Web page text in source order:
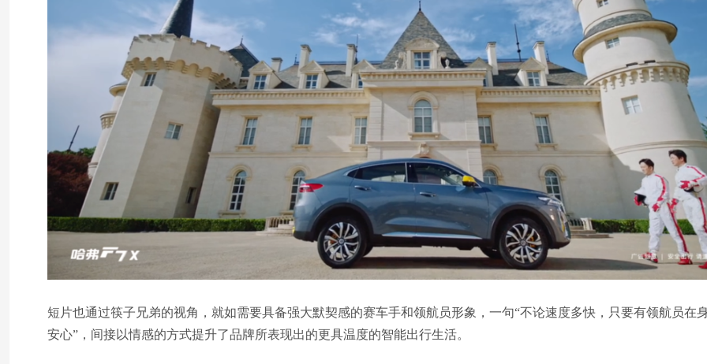
短片也通过筷子兄弟的视角，就如需要具备强大默契感的赛车手和领航员形象，一句“不论速度多快，只要有领航员在
安心”，间接以情感的方式提升了品牌所表现出的更具温度的智能出行生活。